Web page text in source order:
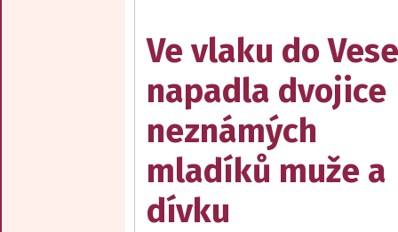
Ve vlaku do
napadla dvojice
neznámých
mladíků muže a
dívku